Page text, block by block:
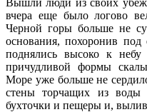
вчера еще было логово
Черной горы больше не
основания, похоронив
поднялись высоко к
причудливой формы
Море уже больше не
стены торчащих из воды
бухточки и пещеры и,